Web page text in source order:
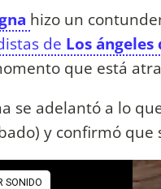
hizo un
de Los
que está
se adelantó a lo
y confirmó